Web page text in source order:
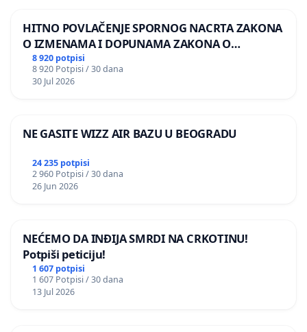
HITNO POVLAČENJE SPORNOG NACRTA ZAKONA
O IZMENAMA I DOPUNAMA ZAKONA O
DOBROBITI ŽIVOTINJA
8 920 potpisi
8 920 Potpisi / 30 dana
30 Jul 2026
NE GASITE WIZZ AIR BAZU U BEOGRADU
24 235 potpisi
2 960 Potpisi / 30 dana
26 Jun 2026
NEĆEMO DA INĐIJA SMRDI NA CRKOTINU!
Potpiši peticiju!
1 607 potpisi
1 607 Potpisi / 30 dana
13 Jul 2026